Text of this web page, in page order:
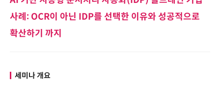
사례: OCR이 아닌 IDP를 선택한 이유와 성공적으로
확산하기 까지
세미나 개요